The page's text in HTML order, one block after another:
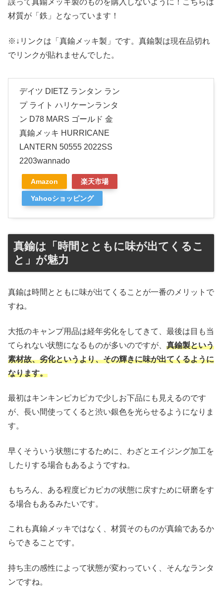
誤って真鍮メッキ製のものを購入しないように！こちらは
材質が「鉄」となっています！
※↓リンクは「真鍮メッキ製」です。真鍮製は現在品切れ
でリンクが貼れませんでした。
デイツ DIETZ ランタン ラン
プ ライト ハリケーンランタ
ン D78 MARS ゴールド 金
真鍮メッキ HURRICANE
LANTERN 50555 2022SS
2203wannado
Amazon 楽天市場
Yahooショッピング
真鍮は「時間とともに味が出てくるこ
と」が魅力
真鍮は時間とともに味が出てくることが一番のメリットで
すね。
大抵のキャンプ用品は経年劣化をしてきて、最後は目も当
てられない状態になるものが多いのですが、 真鍮製という
素材故、劣化というより、その輝きに味が出てくるように
なります。
最初はキンキンピカピカで少しお下品にも見えるのです
が、長い間使ってくると渋い銀色を光らせるようになりま
す。
早くそういう状態にするために、わざとエイジング加工を
したりする場合もあるようですね。
もちろん、ある程度ピカピカの状態に戻すために研磨をす
る場合もあるみたいです。
これも真鍮メッキではなく、材質そのものが真鍮であるか
らできることです。
持ち主の感性によって状態が変わっていく、そんなランタ
ンですね。